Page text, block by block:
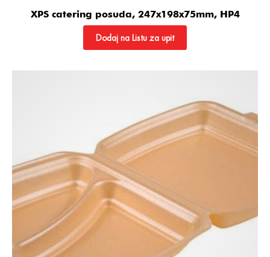
XPS catering posuda, 247x198x75mm, HP4
Dodaj na Listu za upit